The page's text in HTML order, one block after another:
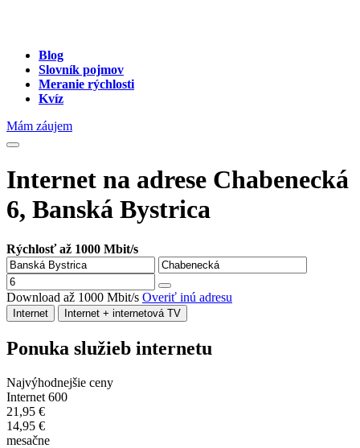
Blog
Slovník pojmov
Meranie rýchlosti
Kvíz
Mám záujem
Internet na adrese Chabenecká
6, Banská Bystrica
Rýchlosť až 1000 Mbit/s
Download až 1000 Mbit/s Overiť inú adresu
Internet Internet + internetová TV
Ponuka služieb internetu
Najvýhodnejšie ceny
Internet 600
21,95 €
14,95 €
mesačne